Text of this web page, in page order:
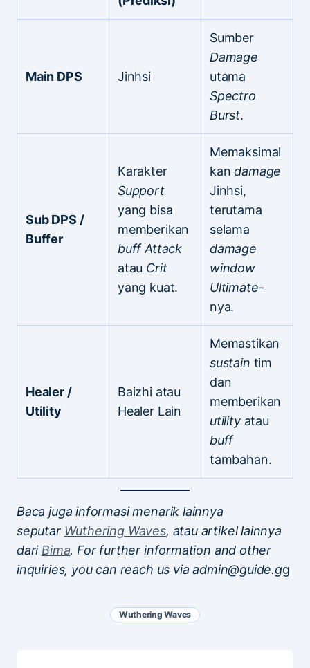
Main DPS Jinhsi
Sumber
Damage
utama
Spectro
Burst.
Sub DPS /
Buffer
Karakter
Support
yang bisa
memberikan
buff Attack
atau Crit
yang kuat.
Memaksimal
kandamage
Jinhsi,
terutama
selama
damage
window
Ultimate-
nya.
Healer /
Utility
Baizhi atau
Healer Lain
Memastikan
sustain tim
dan
memberikan
utilityatau
buff
tambahan.
Baca juga informasi menarik lainnya
seputar Wuthering Waves, atau artikel lainnya
dari Bima. For further information and other
inquiries, you can reach us via admin@guide.gg
Wuthering Waves